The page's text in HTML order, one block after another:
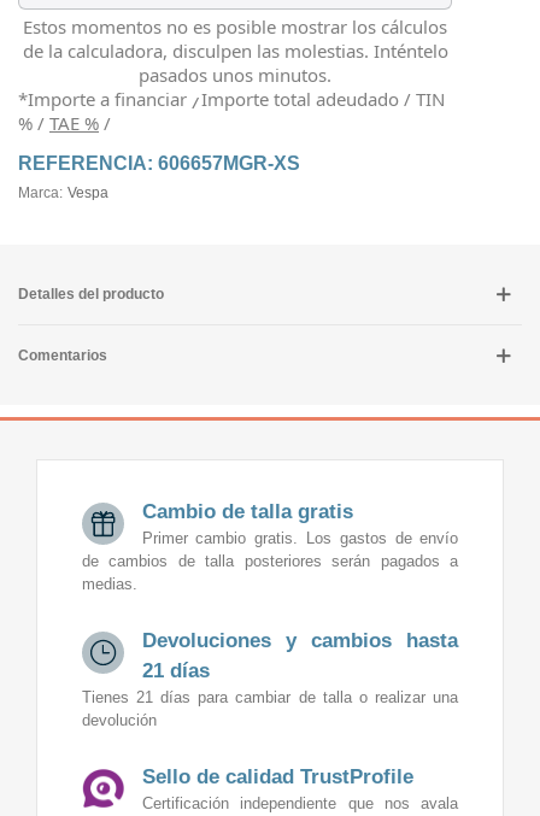
Estos momentos no es posible mostrar los cálculos
de la calculadora, disculpen las molestias. Inténtelo
pasados unos minutos.
*Importe a financiar /Importe total adeudado / TIN
% / TAE % /
REFERENCIA: 606657MGR-XS
Marca: Vespa
Detalles del producto
Comentarios
Cambio de talla gratis
Primer cambio gratis. Los gastos de envío
de cambios de talla posteriores serán pagados a
medias.
Devoluciones y cambios hasta
21 días
Tienes 21 días para cambiar de talla o realizar una
devolución
Sello de calidad TrustProfile
Certificación independiente que nos avala